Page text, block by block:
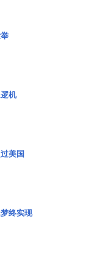
机
美国
终实现